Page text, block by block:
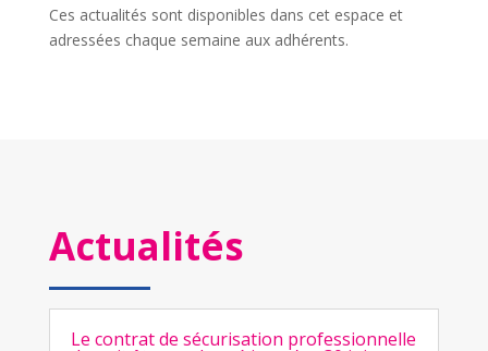
Ces actualités sont disponibles dans cet espace et
adressées chaque semaine aux adhérents.
Actualités
Le contrat de sécurisation professionnelle